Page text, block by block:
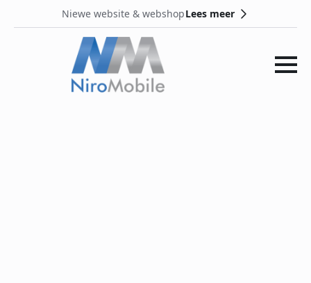
Niewe website & webshopLees meer